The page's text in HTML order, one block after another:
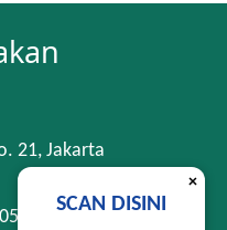
21, Jakarta
×
SCAN DISINI